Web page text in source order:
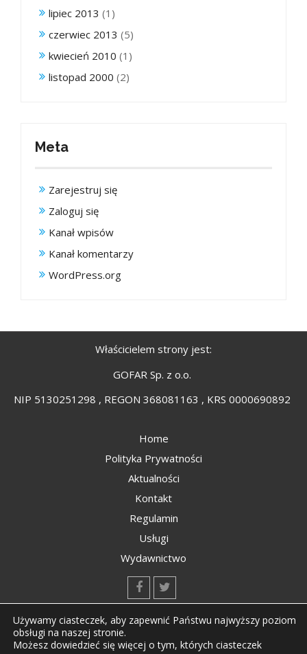
lipiec 2013 (1)
czerwiec 2013 (5)
kwiecień 2010 (1)
listopad 2000 (2)
Meta
Zarejestruj się
Zaloguj się
Kanał wpisów
Kanał komentarzy
WordPress.org
Właścicielem strony jest:
GOFAR Sp. z o.o.
NIP 5130251298 , REGON 368081163 , KRS 0000690892
Home
Polityka Prywatności
Aktualności
Kontakt
Regulamin
Usługi
Wydawnictwo
Używamy ciasteczek, aby zapewnić Państwu najwyższy poziom
obsługi na naszej stronie.
Możesz dowiedzieć się więcej o tym, których ciasteczek